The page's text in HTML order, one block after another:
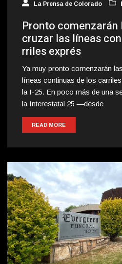
La Prensa de Colorado
Pronto
cruzar las líneas
rriles exprés
Ya muy pronto comenzarán
líneas continuas de los
la I-25. En poco más de una
la Interestatal 25 —desde
READ MORE